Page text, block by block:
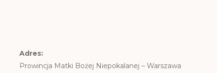
Adres:
Prowincja Matki Bożej Niepokalanej – Warszawa